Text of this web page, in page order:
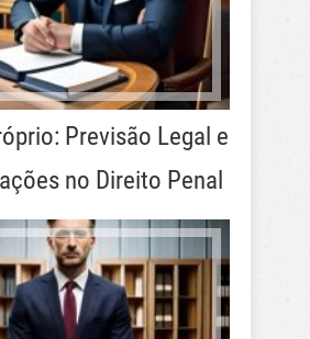
Previsão Legal e
no Direito Penal